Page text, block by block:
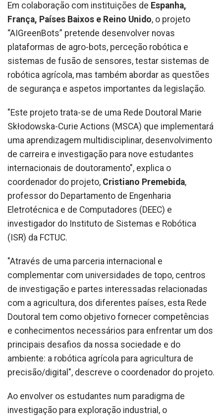
Em colaboração com instituições de Espanha,
França, Países Baixos e Reino Unido, o projeto
“AIGreenBots” pretende desenvolver novas
plataformas de agro-bots, perceção robótica e
sistemas de fusão de sensores, testar sistemas de
robótica agrícola, mas também abordar as questões
de segurança e aspetos importantes da legislação.
"Este projeto trata-se de uma Rede Doutoral Marie
Skłodowska-Curie Actions (MSCA) que implementará
uma aprendizagem multidisciplinar, desenvolvimento
de carreira e investigação para nove estudantes
internacionais de doutoramento", explica o
coordenador do projeto, Cristiano Premebida,
professor do Departamento de Engenharia
Eletrotécnica e de Computadores (DEEC) e
investigador do Instituto de Sistemas e Robótica
(ISR) da FCTUC.
"Através de uma parceria internacional e
complementar com universidades de topo, centros
de investigação e partes interessadas relacionadas
com a agricultura, dos diferentes países, esta Rede
Doutoral tem como objetivo fornecer competências
e conhecimentos necessários para enfrentar um dos
principais desafios da nossa sociedade e do
ambiente: a robótica agrícola para agricultura de
precisão/digital", descreve o coordenador do projeto.
Ao envolver os estudantes num paradigma de
investigação para exploração industrial, o